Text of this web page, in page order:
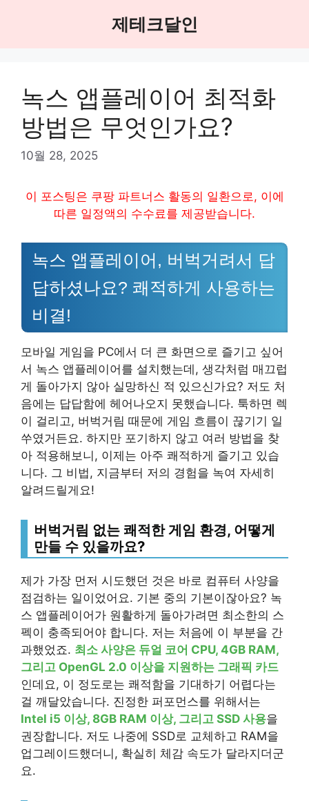
제테크달인
녹스 앱플레이어 최적화
방법은 무엇인가요?
10월 28, 2025
이 포스팅은 쿠팡 파트너스 활동의 일환으로, 이에
따른 일정액의 수수료를 제공받습니다.
녹스 앱플레이어, 버벅거려서 답
답하셨나요? 쾌적하게 사용하는
비결!
모바일 게임을 PC에서 더 큰 화면으로 즐기고 싶어
서 녹스 앱플레이어를 설치했는데, 생각처럼 매끄럽
게 돌아가지 않아 실망하신 적 있으신가요? 저도 처
음에는 답답함에 헤어나오지 못했습니다. 툭하면 렉
이 걸리고, 버벅거림 때문에 게임 흐름이 끊기기 일
쑤였거든요. 하지만 포기하지 않고 여러 방법을 찾
아 적용해보니, 이제는 아주 쾌적하게 즐기고 있습
니다. 그 비법, 지금부터 저의 경험을 녹여 자세히
알려드릴게요!
버벅거림 없는 쾌적한 게임 환경, 어떻게
만들 수 있을까요?
제가 가장 먼저 시도했던 것은 바로 컴퓨터 사양을
점검하는 일이었어요. 기본 중의 기본이잖아요? 녹
스 앱플레이어가 원활하게 돌아가려면 최소한의 스
펙이 충족되어야 합니다. 저는 처음에 이 부분을 간
과했었죠. 최소 사양은 듀얼 코어 CPU, 4GB RAM,
그리고 OpenGL 2.0 이상을 지원하는 그래픽 카드
인데요, 이 정도로는 쾌적함을 기대하기 어렵다는
걸 깨달았습니다. 진정한 퍼포먼스를 위해서는
Intel i5 이상, 8GB RAM 이상, 그리고 SSD 사용을
권장합니다. 저도 나중에 SSD로 교체하고 RAM을
업그레이드했더니, 확실히 체감 속도가 달라지더군
요.